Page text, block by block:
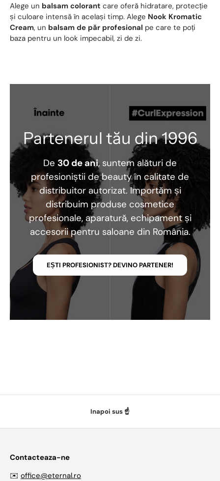
Alege un balsam colorant care oferă hidratare, protecție
și culoare intensă în același timp. Alege Nook Kromatic
Cream, un balsam de păr profesional pe care te poți
baza pentru un look impecabil, zi de zi.
Partenerul tău din 1996
De 30 de ani, suntem alături de
profesioniștii de beauty în calitate de
distribuitor autorizat. Importăm și
distribuim produse cosmetice
profesionale, aparatură, echipament și
accesorii pentru saloane din România.
EȘTI PROFESIONIST? DEVINO PARTENER!
Inapoi sus ☝️
Contacteaza-ne
✉️ office@eternal.ro